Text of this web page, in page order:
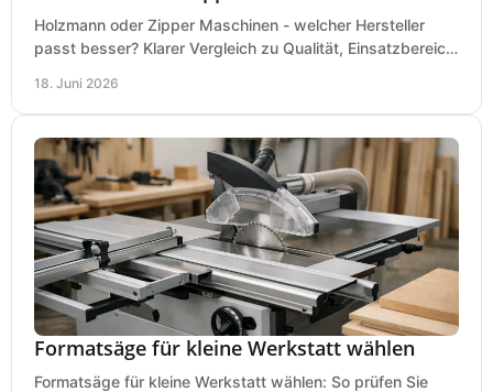
Holzmann oder Zipper Maschinen - welcher Hersteller
passt besser? Klarer Vergleich zu Qualität, Einsatzbereich,
18. Juni 2026
Formatsäge für kleine Werkstatt wählen
Formatsäge für kleine Werkstatt wählen: So prüfen Sie